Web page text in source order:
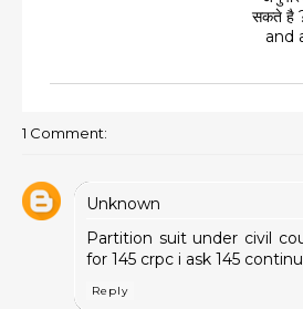
सकते है
and
1 Comment:
Unknown
Partition suit under civil
for 145 crpc i ask 145
Reply